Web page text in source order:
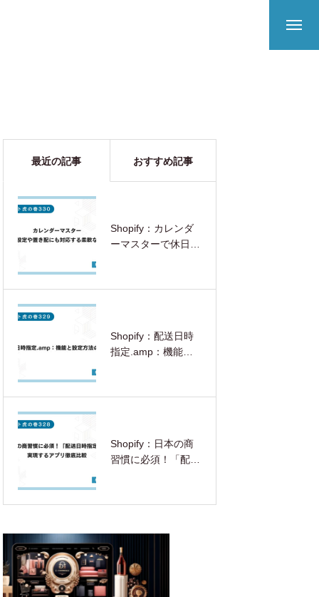
最近の記事 おすすめ記事
Shopify：カレンダ
ーマスターで休日設
指定を実現する方法
Shopify：配送日時
指定.amp：機能と
Shopify：日本の商
習慣に必須！「配送